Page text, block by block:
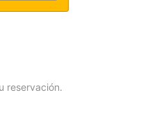
reservación.